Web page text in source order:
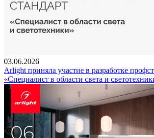
03.06.2026
Arlight приняла участие в разработке
«Специалист в области света и